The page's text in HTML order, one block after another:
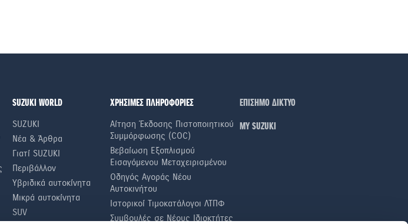
SUZUKI WORLD
SUZUKI
Νέα & Άρθρα
Γιατί SUZUKI
Περιβάλλον
Υβριδικά αυτοκίνητα
Μικρά αυτοκίνητα
SUV
ΧΡΗΣΙΜΕΣ ΠΛΗΡΟΦΟΡΙΕΣ
Αίτηση Έκδοσης Πιστοποιητικού
Συμμόρφωσης (COC)
Βεβαίωση Εξοπλισμού
Εισαγόμενου Μεταχειρισμένου
Οδηγός Αγοράς Νέου
Αυτοκινήτου
Ιστορικοί Τιμοκατάλογοι ΛΤΠΦ
Συμβουλές σε Nέους Iδιοκτήτες
ΕΠΙΣΗΜΟ ΔΙΚΤΥΟ
ΜΥ SUZUKI